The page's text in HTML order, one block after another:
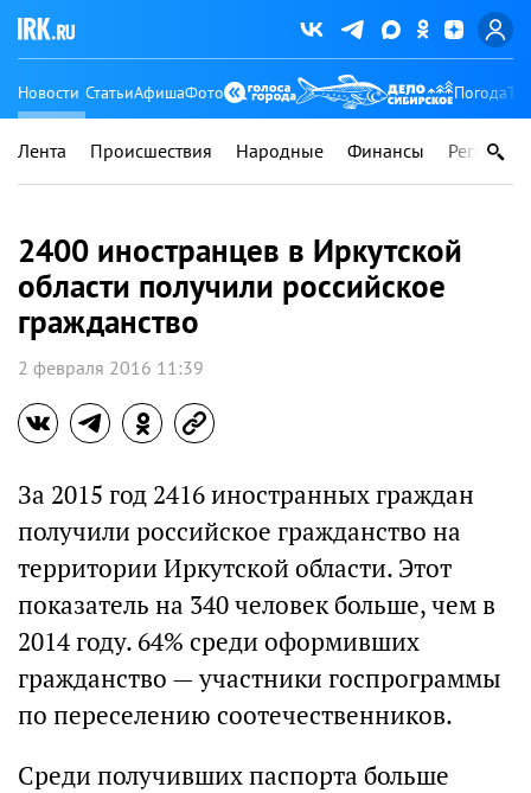
Новости СтатьиАфишаФото Погода
Лента Происшествия Народные Финансы Регионы
2400 иностранцев в Иркутской
области получили российское
гражданство
2 февраля 2016 11:39
За 2015 год 2416 иностранных граждан
получили российское гражданство на
территории Иркутской области. Этот
показатель на 340 человек больше, чем в
2014 году. 64% среди оформивших
гражданство — участники госпрограммы
по переселению соотечественников.
Среди получивших паспорта больше